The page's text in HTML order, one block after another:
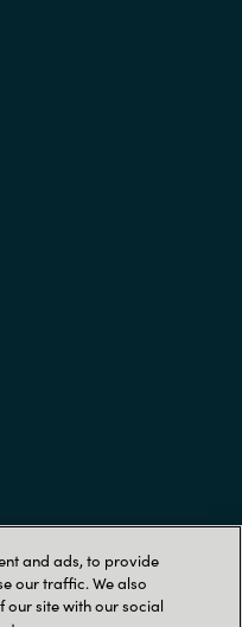
and ads, to provide
our traffic. We also
our site with our social